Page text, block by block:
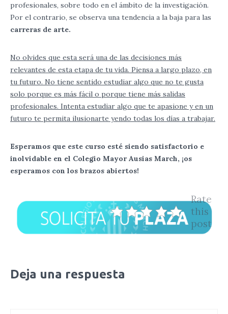
profesionales, sobre todo en el ámbito de la investigación.
Por el contrario, se observa una tendencia a la baja para las
carreras de arte.
No olvides que esta será una de las decisiones más
relevantes de esta etapa de tu vida. Piensa a largo plazo, en
tu futuro. No tiene sentido estudiar algo que no te gusta
solo porque es más fácil o porque tiene más salidas
profesionales. Intenta estudiar algo que te apasione y en un
futuro te permita ilusionarte yendo todas los días a trabajar.
Esperamos que este curso esté siendo satisfactorio e
inolvidable en el Colegio Mayor Ausias March, ¡os
esperamos con los brazos abiertos!
Rate
this
post
Deja una respuesta